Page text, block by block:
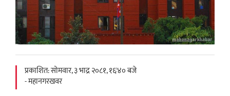
प्रकाशित: सोमवार, ३ भाद्र २०८१, १६ः४० बजे
- महानगरखवर